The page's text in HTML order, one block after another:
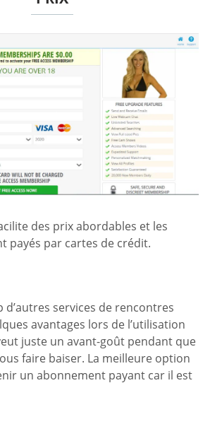
des prix abordables et les
payés par cartes de crédit.
d’autres services de rencontres
avantages lors de l’utilisation
juste un avant-goût pendant que
faire baiser. La meilleure option
un abonnement payant car il est